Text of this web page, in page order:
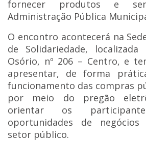
fornecer produtos e
Administração Pública
O encontro acontecerá na
de Solidariedade, localizada
Osório, nº 206 – Centro, e
apresentar, de forma
funcionamento das compras
por meio do pregão
orientar os
oportunidades de negócios
setor público.